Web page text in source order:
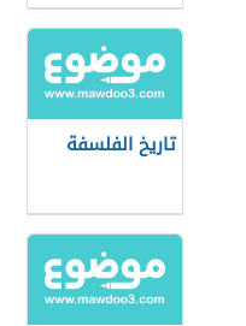
الحديثة
تاريخ الفلسفة